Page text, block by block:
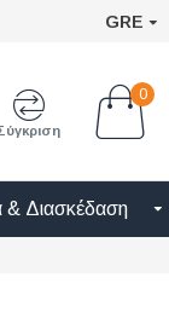
GRE
0
Διασκέδαση